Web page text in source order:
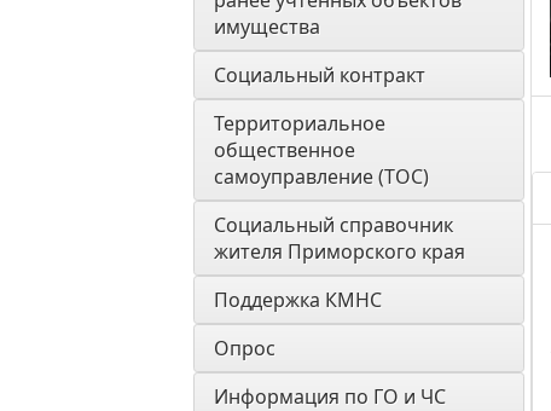
имущества
Социальный контракт
Территориальное
общественное
самоуправление (ТОС)
Социальный справочник
жителя Приморского края
Поддержка КМНС
Опрос
Информация по ГО и ЧС